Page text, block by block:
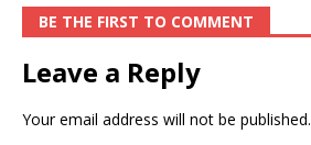
BE THE FIRST TO COMMENT
Leave a Reply
Your email address will not be published.